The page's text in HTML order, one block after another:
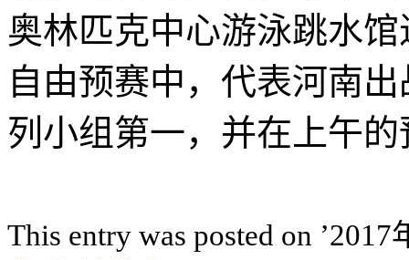
奥林匹克中心游泳跳水
自由预赛中，代表河南
列小组第一，并在上午
This entry was posted on